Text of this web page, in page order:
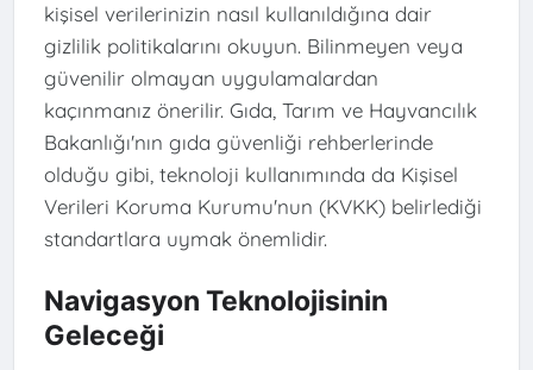
kişisel verilerinizin nasıl kullanıldığına dair
gizlilik politikalarını okuyun. Bilinmeyen veya
güvenilir olmayan uygulamalardan
kaçınmanız önerilir. Gıda, Tarım ve Hayvancılık
Bakanlığı'nın gıda güvenliği rehberlerinde
olduğu gibi, teknoloji kullanımında da Kişisel
Verileri Koruma Kurumu'nun (KVKK) belirlediği
standartlara uymak önemlidir.
Navigasyon Teknolojisinin
Geleceği